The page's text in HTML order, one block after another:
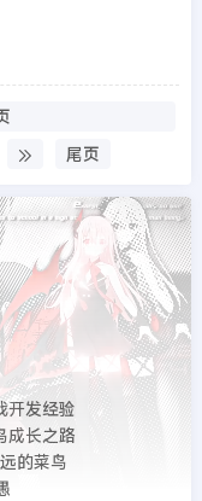
尾页
开发经验
成长之路
的菜鸟